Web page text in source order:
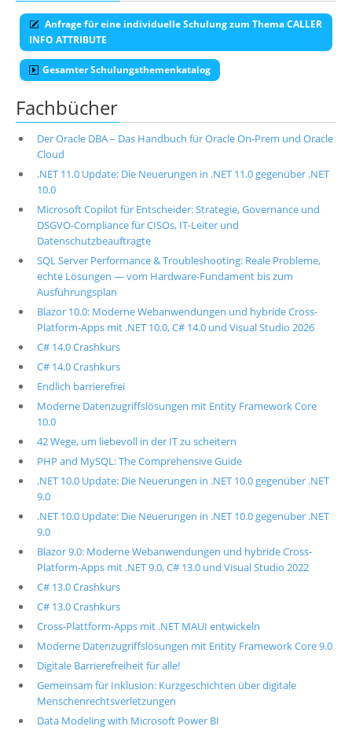
Anfrage für eine individuelle Schulung zum Thema CALLER
INFO ATTRIBUTE
Gesamter Schulungsthemenkatalog
Fachbücher
Der Oracle DBA – Das Handbuch für Oracle On-Prem und Oracle
Cloud
.NET 11.0 Update: Die Neuerungen in .NET 11.0 gegenüber .NET
10.0
Microsoft Copilot für Entscheider: Strategie, Governance und
DSGVO-Compliance für CISOs, IT-Leiter und
Datenschutzbeauftragte
SQL Server Performance & Troubleshooting: Reale Probleme,
echte Lösungen — vom Hardware-Fundament bis zum
Ausführungsplan
Blazor 10.0: Moderne Webanwendungen und hybride Cross-
Platform-Apps mit .NET 10.0, C# 14.0 und Visual Studio 2026
C# 14.0 Crashkurs
C# 14.0 Crashkurs
Endlich barrierefrei
Moderne Datenzugriffslösungen mit Entity Framework Core
10.0
42 Wege, um liebevoll in der IT zu scheitern
PHP and MySQL: The Comprehensive Guide
.NET 10.0 Update: Die Neuerungen in .NET 10.0 gegenüber .NET
9.0
.NET 10.0 Update: Die Neuerungen in .NET 10.0 gegenüber .NET
9.0
Blazor 9.0: Moderne Webanwendungen und hybride Cross-
Platform-Apps mit .NET 9.0, C# 13.0 und Visual Studio 2022
C# 13.0 Crashkurs
C# 13.0 Crashkurs
Cross-Plattform-Apps mit .NET MAUI entwickeln
Moderne Datenzugriffslösungen mit Entity Framework Core 9.0
Digitale Barrierefreiheit für alle!
Gemeinsam für Inklusion: Kurzgeschichten über digitale
Menschenrechtsverletzungen
Data Modeling with Microsoft Power BI